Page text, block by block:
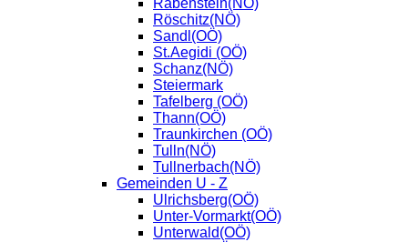
Röschitz(NÖ)
Sandl(OÖ)
St.Aegidi (OÖ)
Schanz(NÖ)
Steiermark
Tafelberg (OÖ)
Thann(OÖ)
Traunkirchen (OÖ)
Tulln(NÖ)
Tullnerbach(NÖ)
Gemeinden U - Z
Ulrichsberg(OÖ)
Unter-Vormarkt(OÖ)
Unterwald(OÖ)